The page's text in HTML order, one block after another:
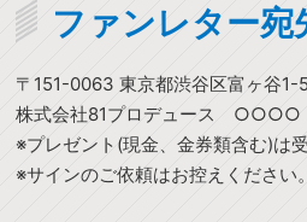
ファンレター宛
〒151-0063 東京都渋谷区富ヶ谷1-
株式会社81プロデュース ○○○○
※プレゼント(現金、金券類含む)は
※サインのご依頼はお控えください。